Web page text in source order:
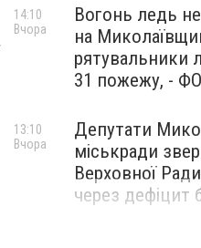
Вогонь ледь
на
рятувальники
31 пожежу, -
14:10
Вчора
Депутати
міськради
Верховної
через дефіцит
13:10
Вчора